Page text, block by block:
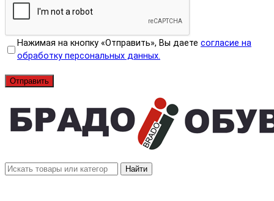
Нажимая на кнопку «Отправить», Вы даете согласие на
обработку персональных данных.
Отправить
Найти